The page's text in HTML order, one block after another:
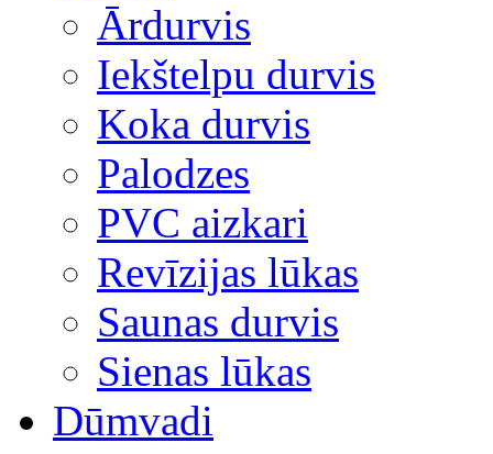
Ārdurvis
Iekštelpu durvis
Koka durvis
Palodzes
PVC aizkari
Revīzijas lūkas
Saunas durvis
Sienas lūkas
Dūmvadi